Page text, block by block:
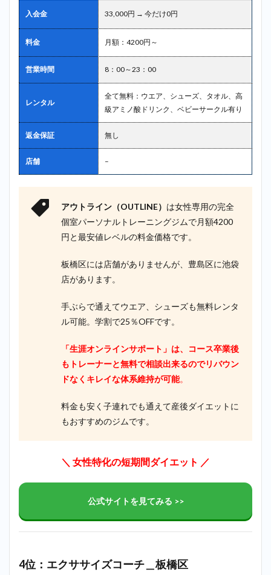
入会金 33,000円 → 今だけ0円
料金 月額：4200円～
営業時間 8：00～23：00
レンタル
全て無料：ウエア、シューズ、タオル、高
級アミノ酸ドリンク、ベビーサークル有り
返金保証 無し
店舗 –
アウトライン（OUTLINE） は女性専用の完全
個室パーソナルトレーニングジムで月額4200
円と最安値レベルの料金価格です。
板橋区には店舗がありませんが、豊島区に池袋
店があります。
手ぶらで通えてウエア、シューズも無料レンタ
ル可能。学割で25％OFFです。
「生涯オンラインサポート」は、コース卒業後
もトレーナーと無料で相談出来るのでリバウン
ドなくキレイな体系維持が可能。
料金も安く子連れでも通えて産後ダイエットに
もおすすめのジムです。
＼ 女性特化の短期間ダイエット ／
公式サイトを見てみる >>
4位：エクササイズコーチ＿板橋区